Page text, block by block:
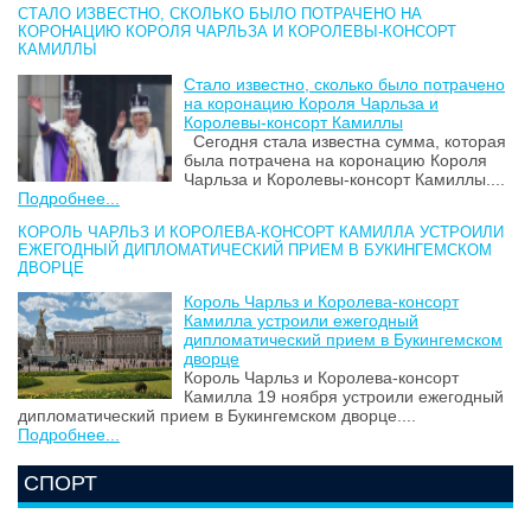
СТАЛО ИЗВЕСТНО, СКОЛЬКО БЫЛО ПОТРАЧЕНО НА
КОРОНАЦИЮ КОРОЛЯ ЧАРЛЬЗА И КОРОЛЕВЫ-КОНСОРТ
КАМИЛЛЫ
Стало известно, сколько было потрачено
на коронацию Короля Чарльза и
Королевы-консорт Камиллы
Сегодня стала известна сумма, которая
была потрачена на коронацию Короля
Чарльза и Королевы-консорт Камиллы....
Подробнее...
КОРОЛЬ ЧАРЛЬЗ И КОРОЛЕВА-КОНСОРТ КАМИЛЛА УСТРОИЛИ
ЕЖЕГОДНЫЙ ДИПЛОМАТИЧЕСКИЙ ПРИЕМ В БУКИНГЕМСКОМ
ДВОРЦЕ
Король Чарльз и Королева-консорт
Камилла устроили ежегодный
дипломатический прием в Букингемском
дворце
Король Чарльз и Королева-консорт
Камилла 19 ноября устроили ежегодный
дипломатический прием в Букингемском дворце....
Подробнее...
СПОРТ